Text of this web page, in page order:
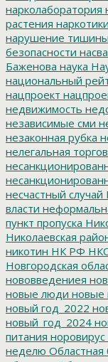
нарколаборатория
растения наркотики
нарушение
безопасности
Баженова наука
национальный
нацпроект
недвижимость
независимые сми
незаконная рубка
нелегальная
несчастный случай
власти
пункт пропуска
Николаевская
никотин НК РФ
Новгородская
нововведениея
новые люди новые
новый год_2022
новый_год_2024
питания норовирус
неделю Областная